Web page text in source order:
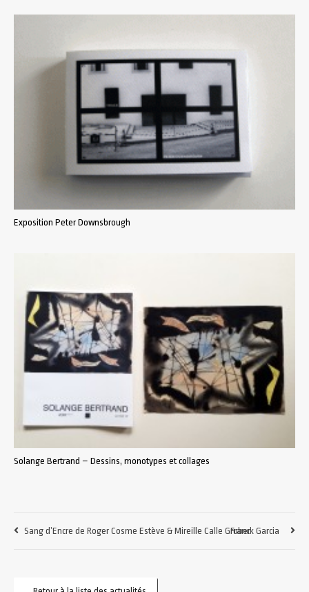
Exposition Peter Downsbrough
Solange Bertrand – Dessins, monotypes et collages
Sang d’Encre de Roger Cosme Estève & Mireille Calle GruberFranck Garcia